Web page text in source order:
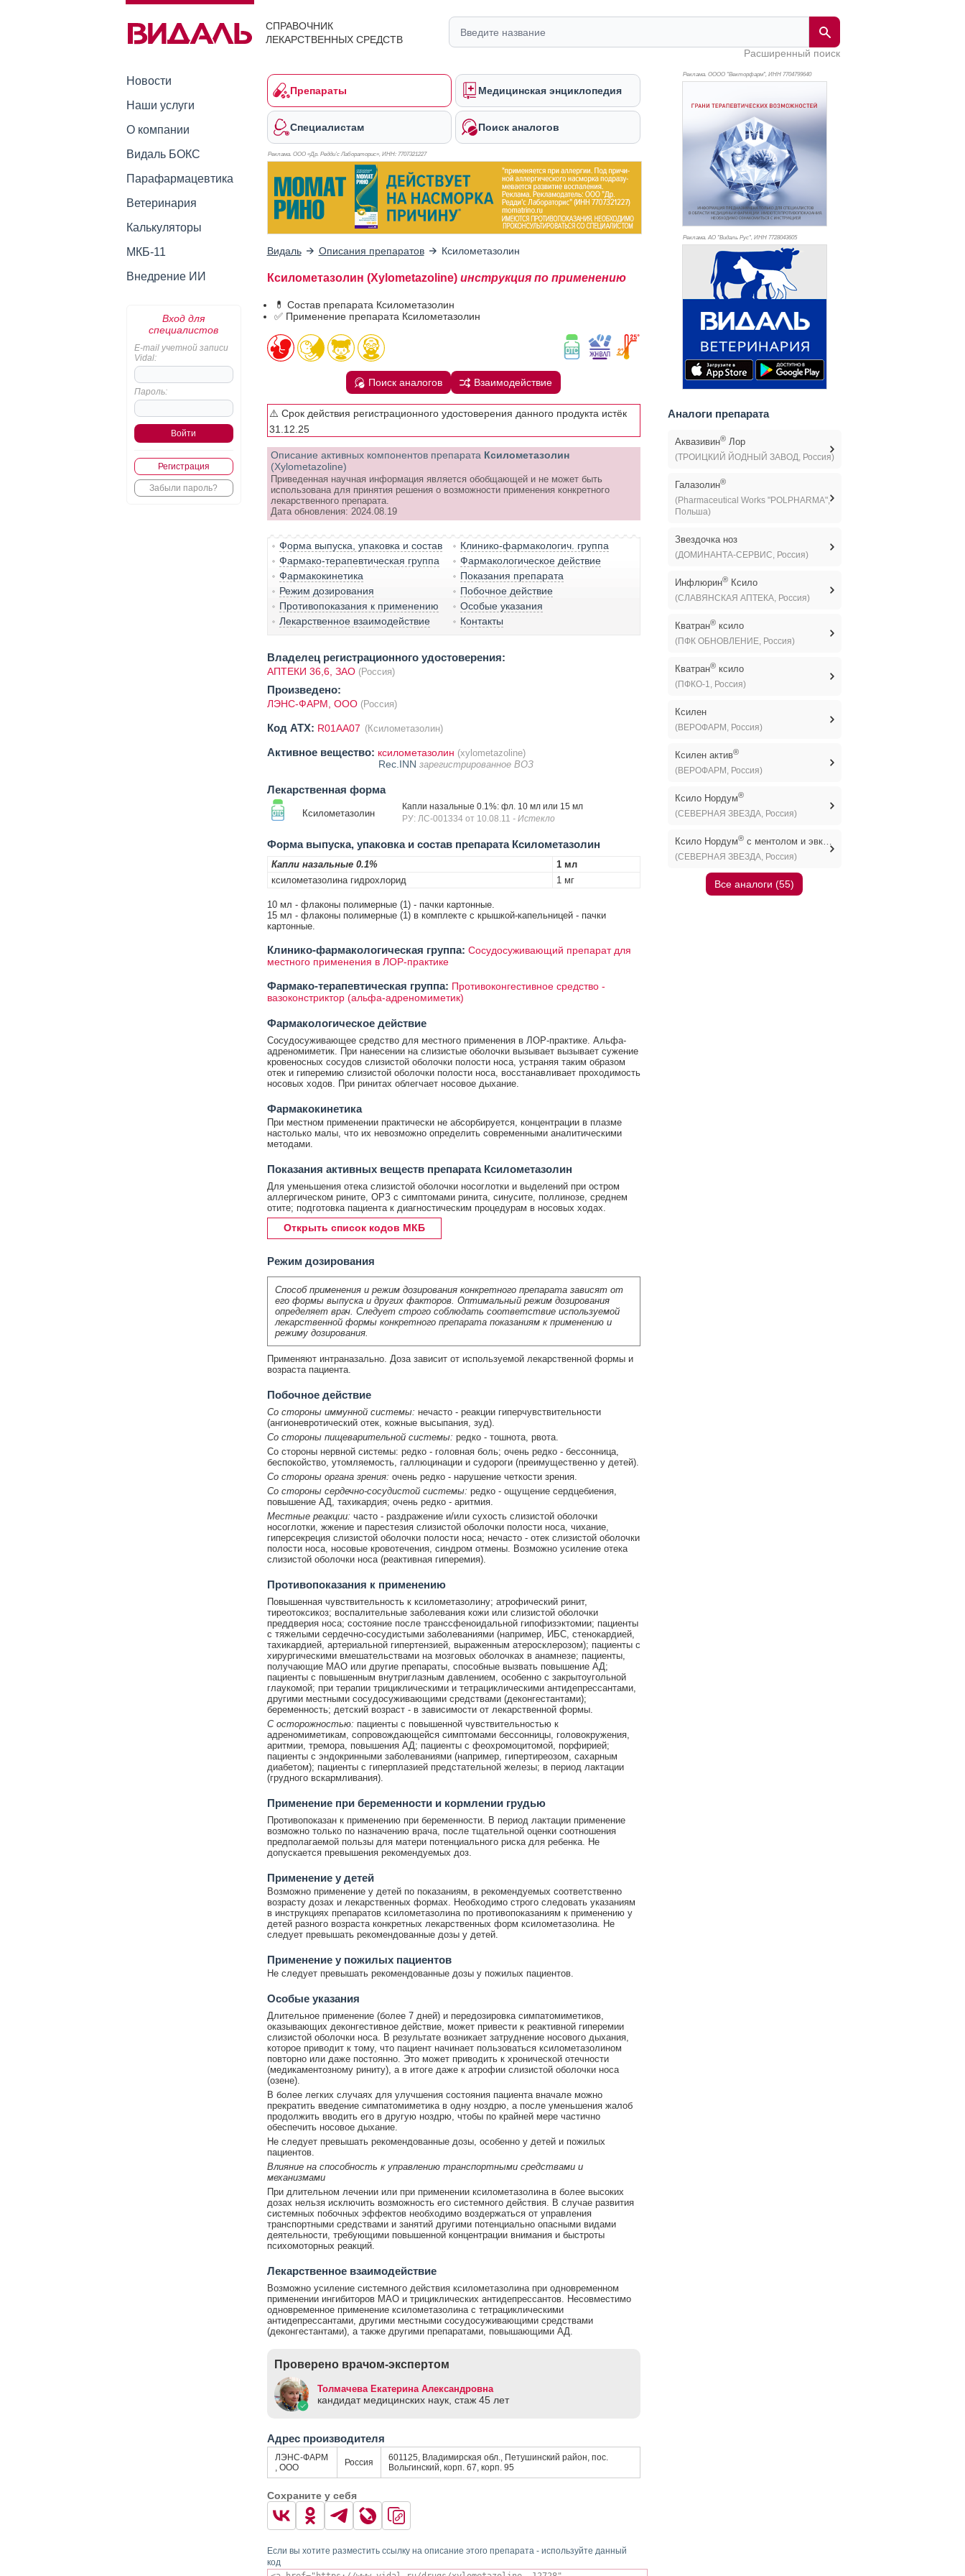
СПРАВОЧНИК
ЛЕКАРСТВЕННЫХ СРЕДСТВ
Расширенный поиск
Новости
Наши услуги
О компании
Видаль БОКС
Парафармацевтика
Ветеринария
Калькуляторы
МКБ-11
Внедрение ИИ
Вход для
специалистов
E-mail учетной записи
Vidal:
Пароль:
Регистрация
Забыли пароль?
Препараты Медицинская энциклопедия
Специалистам Поиск аналогов
Реклама. ООО «Др. Редди’с Лабораторис», ИНН: 7707321227
Видаль Описания препаратов Ксилометазолин
Ксилометазолин (Xylometazoline) инструкция по применению
💊 Состав препарата Ксилометазолин
✅ Применение препарата Ксилометазолин
Поиск аналогов Взаимодействие
⚠️ Срок действия регистрационного удостоверения данного продукта истёк
31.12.25
Описание активных компонентов препарата Ксилометазолин
(Xylometazoline)
Приведенная научная информация является обобщающей и не может быть
использована для принятия решения о возможности применения конкретного
лекарственного препарата.
Дата обновления: 2024.08.19
Форма выпуска, упаковка и состав
Клинико-фармакологич. группа
Фармако-терапевтическая группа
Фармакологическое действие
Фармакокинетика
Показания препарата
Режим дозирования
Побочное действие
Противопоказания к применению
Особые указания
Лекарственное взаимодействие
Контакты
Владелец регистрационного удостоверения:
АПТЕКИ 36,6, ЗАО (Россия)
Произведено:
ЛЭНС-ФАРМ, ООО (Россия)
Код ATX: R01AA07 (Ксилометазолин)
Активное вещество: ксилометазолин (xylometazoline)
Rec.INN зарегистрированное ВОЗ
Лекарственная форма
Ксилометазолин
Капли назальные 0.1%: фл. 10 мл или 15 мл
РУ: ЛС-001334 от 10.08.11 - Истекло
Форма выпуска, упаковка и состав препарата Ксилометазолин
Капли назальные 0.1%
1 мл
ксилометазолина гидрохлорид
1 мг
10 мл - флаконы полимерные (1) - пачки картонные.
15 мл - флаконы полимерные (1) в комплекте с крышкой-капельницей - пачки
картонные.
Клинико-фармакологическая группа: Сосудосуживающий препарат для
местного применения в ЛОР-практике
Фармако-терапевтическая группа: Противоконгестивное средство -
вазоконстриктор (альфа-адреномиметик)
Фармакологическое действие
Сосудосуживающее средство для местного применения в ЛОР-практике. Альфа-
адреномиметик. При нанесении на слизистые оболочки вызывает вызывает сужение
кровеносных сосудов слизистой оболочки полости носа, устраняя таким образом
отек и гиперемию слизистой оболочки полости носа, восстанавливает проходимость
носовых ходов. При ринитах облегчает носовое дыхание.
Фармакокинетика
При местном применении практически не абсорбируется, концентрации в плазме
настолько малы, что их невозможно определить современными аналитическими
методами.
Показания активных веществ препарата Ксилометазолин
Для уменьшения отека слизистой оболочки носоглотки и выделений при остром
аллергическом рините, ОРЗ с симптомами ринита, синусите, поллинозе, среднем
отите; подготовка пациента к диагностическим процедурам в носовых ходах.
Открыть список кодов МКБ
Режим дозирования
Способ применения и режим дозирования конкретного препарата зависят от
его формы выпуска и других факторов. Оптимальный режим дозирования
определяет врач. Следует строго соблюдать соответствие используемой
лекарственной формы конкретного препарата показаниям к применению и
режиму дозирования.
Применяют интраназально. Доза зависит от используемой лекарственной формы и
возраста пациента.
Побочное действие
Со стороны иммунной системы: нечасто - реакции гиперчувствительности
(ангионевротический отек, кожные высыпания, зуд).
Со стороны пищеварительной системы: редко - тошнота, рвота.
Со стороны нервной системы: редко - головная боль; очень редко - бессонница,
беспокойство, утомляемость, галлюцинации и судороги (преимущественно у детей).
Со стороны органа зрения: очень редко - нарушение четкости зрения.
Со стороны сердечно-сосудистой системы: редко - ощущение сердцебиения,
повышение АД, тахикардия; очень редко - аритмия.
Местные реакции: часто - раздражение и/или сухость слизистой оболочки
носоглотки, жжение и парестезия слизистой оболочки полости носа, чихание,
гиперсекреция слизистой оболочки полости носа; нечасто - отек слизистой оболочки
полости носа, носовые кровотечения, синдром отмены. Возможно усиление отека
слизистой оболочки носа (реактивная гиперемия).
Противопоказания к применению
Повышенная чувствительность к ксилометазолину; атрофический ринит,
тиреотоксикоз; воспалительные заболевания кожи или слизистой оболочки
преддверия носа; состояние после транссфеноидальной гипофизэктомии; пациенты
с тяжелыми сердечно-сосудистыми заболеваниями (например, ИБС, стенокардией,
тахикардией, артериальной гипертензией, выраженным атеросклерозом); пациенты с
хирургическими вмешательствами на мозговых оболочках в анамнезе; пациенты,
получающие МАО или другие препараты, способные вызвать повышение АД;
пациенты с повышенным внутриглазным давлением, особенно с закрытоугольной
глаукомой; при терапии трициклическими и тетрациклическими антидепрессантами,
другими местными сосудосуживающими средствами (деконгестантами);
беременность; детский возраст - в зависимости от лекарственной формы.
С осторожностью: пациенты с повышенной чувствительностью к
адреномиметикам, сопровождающейся симптомами бессонницы, головокружения,
аритмии, тремора, повышения АД; пациенты с феохромоцитомой, порфирией;
пациенты с эндокринными заболеваниями (например, гипертиреозом, сахарным
диабетом); пациенты с гиперплазией предстательной железы; в период лактации
(грудного вскармливания).
Применение при беременности и кормлении грудью
Противопоказан к применению при беременности. В период лактации применение
возможно только по назначению врача, после тщательной оценки соотношения
предполагаемой пользы для матери потенциального риска для ребенка. Не
допускается превышения рекомендуемых доз.
Применение у детей
Возможно применение у детей по показаниям, в рекомендуемых соответственно
возрасту дозах и лекарственных формах. Необходимо строго следовать указаниям
в инструкциях препаратов ксилометазолина по противопоказаниям к применению у
детей разного возраста конкретных лекарственных форм ксилометазолина. Не
следует превышать рекомендованные дозы у детей.
Применение у пожилых пациентов
Не следует превышать рекомендованные дозы у пожилых пациентов.
Особые указания
Длительное применение (более 7 дней) и передозировка симпатомиметиков,
оказывающих деконгестивное действие, может привести к реактивной гиперемии
слизистой оболочки носа. В результате возникает затруднение носового дыхания,
которое приводит к тому, что пациент начинает пользоваться ксилометазолином
повторно или даже постоянно. Это может приводить к хронической отечности
(медикаментозному риниту), а в итоге даже к атрофии слизистой оболочки носа
(озене).
В более легких случаях для улучшения состояния пациента вначале можно
прекратить введение симпатомиметика в одну ноздрю, а после уменьшения жалоб
продолжить вводить его в другую ноздрю, чтобы по крайней мере частично
обеспечить носовое дыхание.
Не следует превышать рекомендованные дозы, особенно у детей и пожилых
пациентов.
Влияние на способность к управлению транспортными средствами и
механизмами
При длительном лечении или при применении ксилометазолина в более высоких
дозах нельзя исключить возможность его системного действия. В случае развития
системных побочных эффектов необходимо воздержаться от управления
транспортными средствами и занятий другими потенциально опасными видами
деятельности, требующими повышенной концентрации внимания и быстроты
психомоторных реакций.
Лекарственное взаимодействие
Возможно усиление системного действия ксилометазолина при одновременном
применении ингибиторов МАО и трициклических антидепрессантов. Несовместимо
одновременное применение ксилометазолина с тетрациклическими
антидепрессантами, другими местными сосудосуживающими средствами
(деконгестантами), а также другими препаратами, повышающими АД.
Проверено врачом-экспертом
Толмачева Екатерина Александровна
кандидат медицинских наук, стаж 45 лет
Адрес производителя
ЛЭНС-ФАРМ
, ООО
Россия
601125, Владимирская обл., Петушинский район, пос.
Вольгинский, корп. 67, корп. 95
Сохраните у себя
Если вы хотите разместить ссылку на описание этого препарата - используйте данный
код
Реклама. ОООО "Векторфарм", ИНН 7704799640
Реклама. АО "Видаль Рус", ИНН 7728043605
Аналоги препарата
Аквазивин®Лор
(ТРОИЦКИЙ ЙОДНЫЙ ЗАВОД, Россия)
Галазолин®
(Pharmaceutical Works "POLPHARMA",
Польша)
Звездочка ноз
(ДОМИНАНТА-СЕРВИС, Россия)
Инфлюрин®Ксило
(СЛАВЯНСКАЯ АПТЕКА, Россия)
Кватран®ксило
(ПФК ОБНОВЛЕНИЕ, Россия)
Кватран®ксило
(ПФКО-1, Россия)
Ксилен
(ВЕРОФАРМ, Россия)
Ксилен актив®
(ВЕРОФАРМ, Россия)
Ксило Нордум®
(СЕВЕРНАЯ ЗВЕЗДА, Россия)
Ксило Нордум®с ментолом и эвкалиптом
(СЕВЕРНАЯ ЗВЕЗДА, Россия)
Все аналоги (55)